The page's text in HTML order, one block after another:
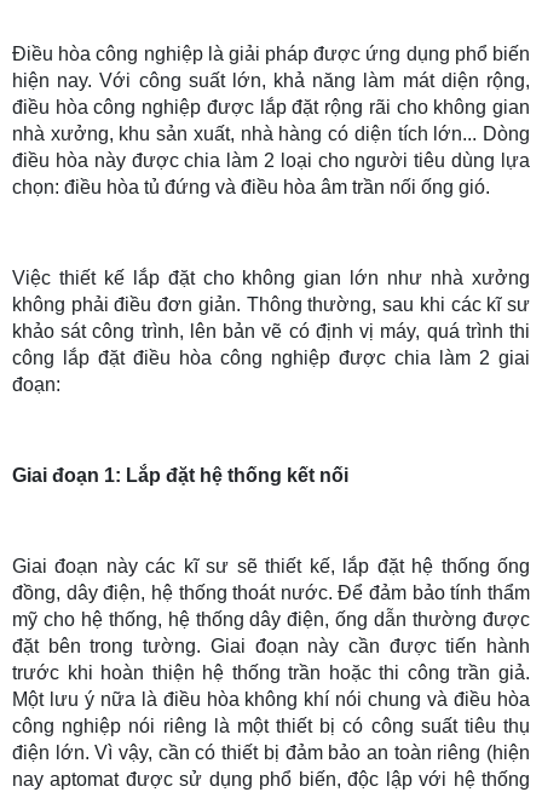
Điều hòa công nghiệp là giải pháp được ứng dụng phổ biến
hiện nay. Với công suất lớn, khả năng làm mát diện rộng,
điều hòa công nghiệp được lắp đặt rộng rãi cho không gian
nhà xưởng, khu sản xuất, nhà hàng có diện tích lớn... Dòng
điều hòa này được chia làm 2 loại cho người tiêu dùng lựa
chọn: điều hòa tủ đứng và điều hòa âm trần nối ống gió.
Việc thiết kế lắp đặt cho không gian lớn như nhà xưởng
không phải điều đơn giản. Thông thường, sau khi các kĩ sư
khảo sát công trình, lên bản vẽ có định vị máy, quá trình thi
công lắp đặt điều hòa công nghiệp được chia làm 2 giai
đoạn:
Giai đoạn 1: Lắp đặt hệ thống kết nối
Giai đoạn này các kĩ sư sẽ thiết kế, lắp đặt hệ thống ống
đồng, dây điện, hệ thống thoát nước. Để đảm bảo tính thẩm
mỹ cho hệ thống, hệ thống dây điện, ống dẫn thường được
đặt bên trong tường. Giai đoạn này cần được tiến hành
trước khi hoàn thiện hệ thống trần hoặc thi công trần giả.
Một lưu ý nữa là điều hòa không khí nói chung và điều hòa
công nghiệp nói riêng là một thiết bị có công suất tiêu thụ
điện lớn. Vì vậy, cần có thiết bị đảm bảo an toàn riêng (hiện
nay aptomat được sử dụng phổ biến, độc lập với hệ thống